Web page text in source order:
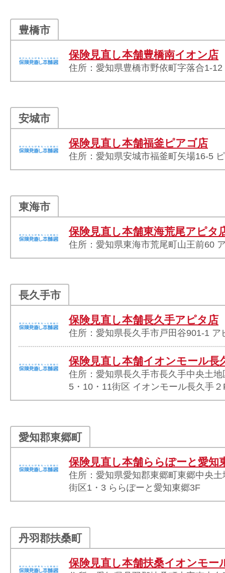
豊橋市
保険見直し本舗豊橋南イオン店
住所：愛知県豊橋市野依町字落合1-
安城市
保険見直し本舗福釜ピアゴ店
住所：愛知県安城市福釜町矢場16-5
東海市
保険見直し本舗東海荒尾アピタ
住所：愛知県東海市荒尾町山王前60
長久手市
保険見直し本舗長久手アピタ店
住所：愛知県長久手市戸田谷901-1 ア
保険見直し本舗イオンモール長
住所：愛知県長久手市長久手中央土
5・10・11街区 イオンモール長久手２
愛知郡東郷町
保険見直し本舗ららぽーと愛知
住所：愛知県愛知郡東郷町東郷中央
街区1・3 ららぽーと愛知東郷3F
丹羽郡扶桑町
保険見直し本舗扶桑イオンモー